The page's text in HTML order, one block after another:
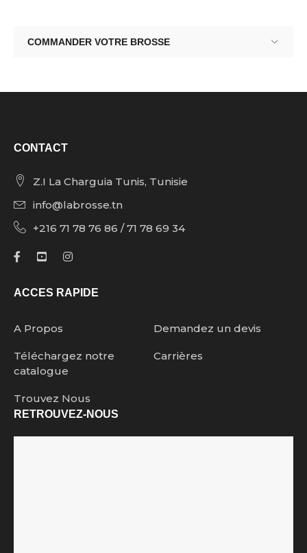
COMMANDER VOTRE BROSSE
CONTACT
Z.I La Charguia Tunis, Tunisie
info@labrosse.tn
+216 71 78 76 86 / 71 78 69 34
ACCES RAPIDE
A Propos Demandez un devis
Téléchargez notre
catalogue
Carrières
Trouvez Nous
RETROUVEZ-NOUS